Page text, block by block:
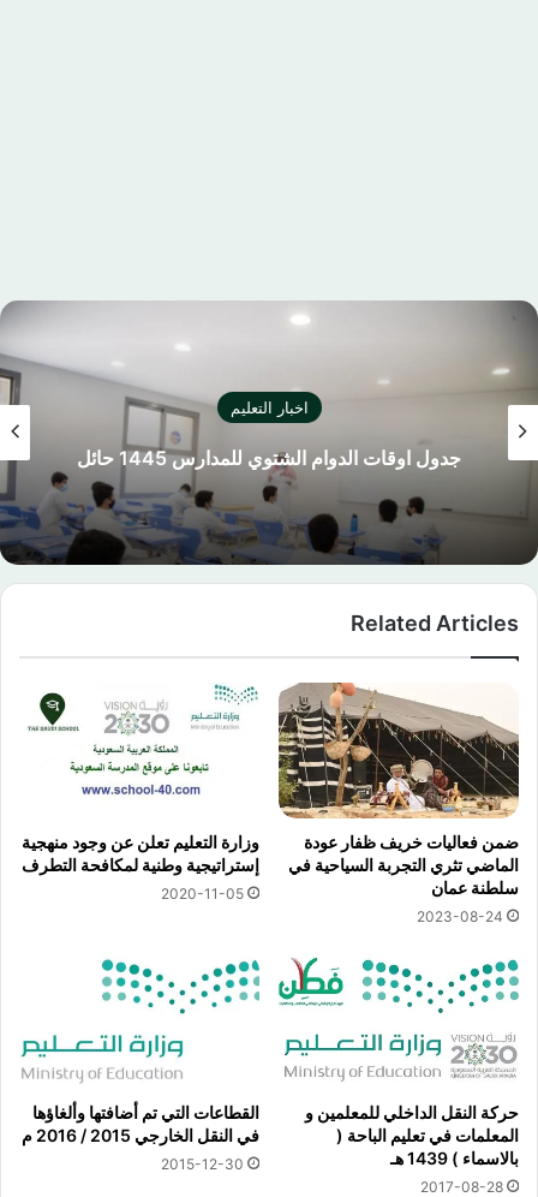
اخبار التعليم
جدول اوقات الدوام الشتوي للمدارس 1445 حائل
Related Articles
ضمن فعاليات خريف ظفار عودة
الماضي تثري التجربة السياحية في
سلطنة عمان
2023-08-24
وزارة التعليم تعلن عن وجود منهجية
إستراتيجية وطنية لمكافحة التطرف
2020-11-05
حركة النقل الداخلي للمعلمين و
المعلمات في تعليم الباحة (
بالاسماء ) 1439 هـ
2017-08-28
القطاعات التي تم أضافتها وألغاؤها
في النقل الخارجي 2015 / 2016 م
2015-12-30